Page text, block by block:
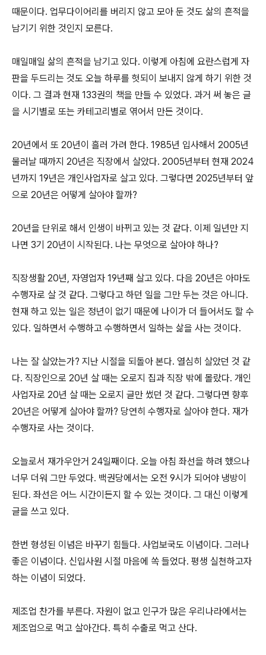
때문이다. 업무다이어리를 버리지 않고 모아 둔 것도 삶의 흔적을
남기기 위한 것인지 모른다.
매일매일 삶의 흔적을 남기고 있다. 이렇게 아침에 요란스럽게 자
판을 두드리는 것도 오늘 하루를 헛되이 보내지 않게 하기 위한 것
이다. 그 결과 현재 133권의 책을 만들 수 있었다. 과거 써 놓은 글
을 시기별로 또는 카테고리별로 엮어서 만든 것이다.
20년에서 또 20년이 흘러 가려 한다. 1985년 입사해서 2005년
물러날 때까지 20년은 직장에서 살았다. 2005년부터 현재 2024
년까지 19년은 개인사업자로 살고 있다. 그렇다면 2025년부터 앞
으로 20년은 어떻게 살아야 할까?
20년을 단위로 해서 인생이 바뀌고 있는 것 같다. 이제 일년만 지
나면 3기 20년이 시작된다. 나는 무엇으로 살아야 하나?
직장생활 20년, 자영업자 19년째 살고 있다. 다음 20년은 아마도
수행자로 살 것 같다. 그렇다고 하던 일을 그만 두는 것은 아니다.
현재 하고 있는 일은 정년이 없기 때문에 나이가 더 들어서도 할 수
있다. 일하면서 수행하고 수행하면서 일하는 삶을 사는 것이다.
나는 잘 살았는가? 지난 시절을 되돌아 본다. 열심히 살았던 것 같
다. 직장인으로 20년 살 때는 오로지 집과 직장 밖에 몰랐다. 개인
사업자로 20년 살 때는 오로지 글만 썼던 것 같다. 그렇다면 향후
20년은 어떻게 살아야 할까? 당연히 수행자로 살아야 한다. 재가
수행자로 사는 것이다.
오늘로서 재가우안거 24일째이다. 오늘 아침 좌선을 하려 했으나
너무 더워 그만 두었다. 백권당에서는 오전 9시가 되어야 냉방이
된다. 좌선은 어느 시간이든지 할 수 있는 것이다. 그 대신 이렇게
글을 쓰고 있다.
한번 형성된 이념은 바꾸기 힘들다. 사업보국도 이념이다. 그러나
좋은 이념이다. 신입사원 시절 마음에 쏙 들었다. 평생 실천하고자
하는 이념이 되었다.
제조업 찬가를 부른다. 자원이 없고 인구가 많은 우리나라에서는
제조업으로 먹고 살아간다. 특히 수출로 먹고 산다.